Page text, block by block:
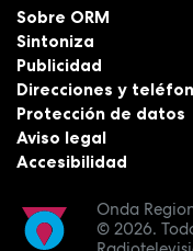
Onda
© 2026.
Sobre ORM
Sintoniza
Publicidad
Direcciones y
Protección de datos
Aviso legal
Accesibilidad